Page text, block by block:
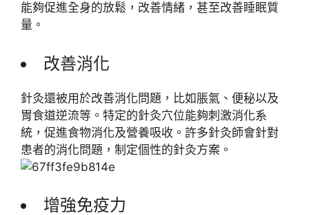
能夠促進全身的放鬆，改善情緒，甚至改善睡眠質
量。
改善消化
針灸還被用於改善消化問題，比如脹氣、便秘以及
胃食道逆流等。特定的針灸穴位能夠刺激消化系
統，促進食物消化及營養吸收。許多針灸師會針對
患者的消化問題，制定個性的針灸方案。
增強免疫力